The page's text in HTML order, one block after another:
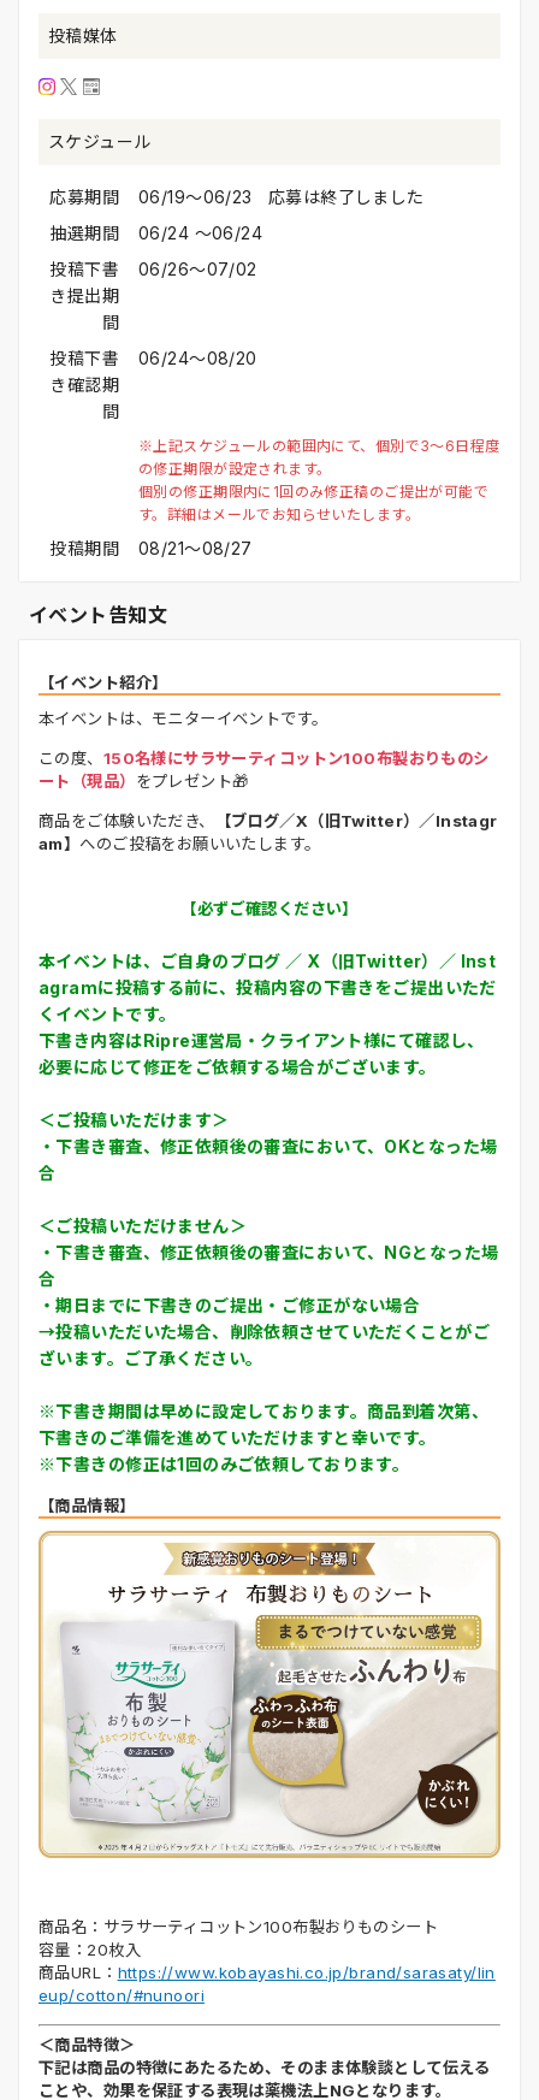
投稿媒体
スケジュール
応募期間
06/19〜06/23 応募は終了しました
抽選期間
06/24 〜06/24
投稿下書
き提出期
間
06/26〜07/02
投稿下書
き確認期
間
06/24〜08/20
※上記スケジュールの範囲内にて、個別で3～6日程度
の修正期限が設定されます。
個別の修正期限内に1回のみ修正稿のご提出が可能で
す。詳細はメールでお知らせいたします。
投稿期間 08/21〜08/27
イベント告知文
【イベント紹介】
本イベントは、モニターイベントです。
この度、 150名様にサラサーティコットン100布製おりものシ
ート（現品） をプレゼント🎁
商品をご体験いただき、
【ブログ／X（旧Twitter）／Instagr
am】 へのご投稿をお願いいたします。
【必ずご確認ください】
本イベントは、ご自身のブログ ／ X（旧Twitter）／ Inst
agramに投稿する前に、投稿内容の下書きをご提出いただ
くイベントです。
下書き内容はRipre運営局・クライアント様にて確認し、
必要に応じて修正をご依頼する場合がございます。
＜ご投稿いただけます＞
・下書き審査、修正依頼後の審査において、OKとなった場
合
＜ご投稿いただけません＞
・下書き審査、修正依頼後の審査において、NGとなった場
合
・期日までに下書きのご提出・ご修正がない場合
→投稿いただいた場合、削除依頼させていただくことがご
ざいます。ご了承ください。
※下書き期間は早めに設定しております。商品到着次第、
下書きのご準備を進めていただけますと幸いです。
※下書きの修正は1回のみご依頼しております。
【商品情報】
商品名：サラサーティコットン100布製おりものシート
容量：20枚入
商品URL： https://www.kobayashi.co.jp/brand/sarasaty/lin
eup/cotton/#nunoori
＜商品特徴＞
下記は商品の特徴にあたるため、そのまま体験談として伝える
ことや、効果を保証する表現は薬機法上NGとなります。